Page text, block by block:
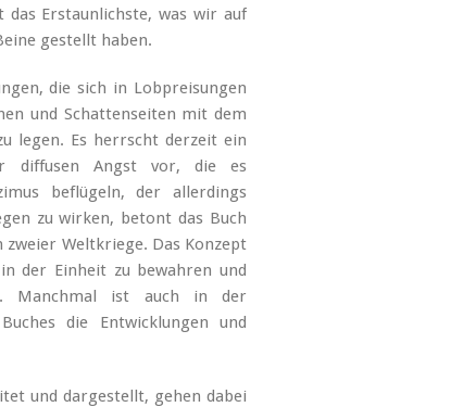
Erstaunlichste, was wir auf
gestellt haben.
die sich in Lobpreisungen
und Schattenseiten mit dem
legen. Es herrscht derzeit ein
diffusen Angst vor, die es
beflügeln, der allerdings
zu wirken, betont das Buch
Weltkriege. Das Konzept
der Einheit zu bewahren und
Manchmal ist auch in der
die Entwicklungen und
und dargestellt, gehen dabei